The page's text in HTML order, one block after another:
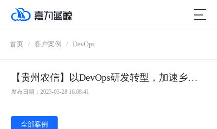
首页 / 客户案例 / DevOps
【贵州农信】以DevOps研发转型，加速乡村振兴最后一公里
发布日期：2023-03-28 16:08:41
全部案例